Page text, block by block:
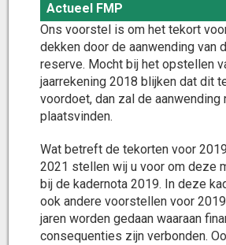
Actueel FMP
Ons voorstel is om het tekort
dekken door de aanwending van
reserve. Mocht bij het opstellen
jaarrekening 2018 blijken dat dit
voordoet, dan zal de aanwending
plaatsvinden.
Wat betreft de tekorten voor
2021 stellen wij u voor om deze
bij de kadernota 2019. In deze
ook andere voorstellen voor
jaren worden gedaan waaraan
consequenties zijn verbonden.